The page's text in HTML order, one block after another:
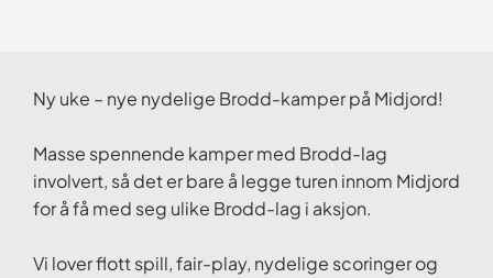
Ny uke – nye nydelige Brodd-kamper på Midjord!
Masse spennende kamper med Brodd-lag
involvert, så det er bare å legge turen innom Midjord
for å få med seg ulike Brodd-lag i aksjon.
Vi lover flott spill, fair-play, nydelige scoringer og